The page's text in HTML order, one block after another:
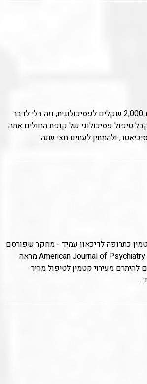
בכל חודש אני משלמת 2,000 שקלים לפסיכולוגית, וזה בלי לדבר
טיפול פסיכולוגי של קופת החולים אתה
ולהמתין לעתים חצי שנה.
כתרופה לדיכאון עמיד - מחקר שפורסם
בראשית מרץ 2021 ב- American Journal of Psychiatry מראה
להיתרם מעירוי קטמין לטיפול מהיר